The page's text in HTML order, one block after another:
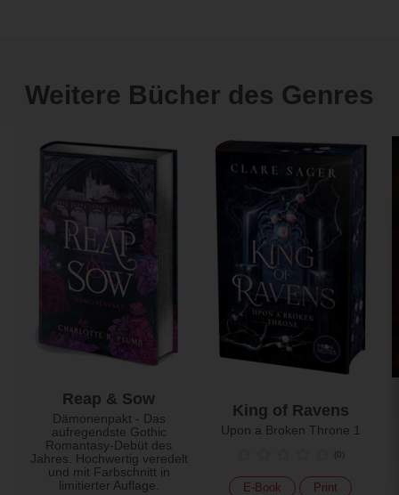
Weitere Bücher des Genres
Reap & Sow
Dämonenpakt - Das
aufregendste Gothic
Romantasy-Debüt des
Jahres. Hochwertig veredelt
und mit Farbschnitt in
limitierter Auflage.
King of Ravens
Upon a Broken Throne 1
(0)
E-Book Print